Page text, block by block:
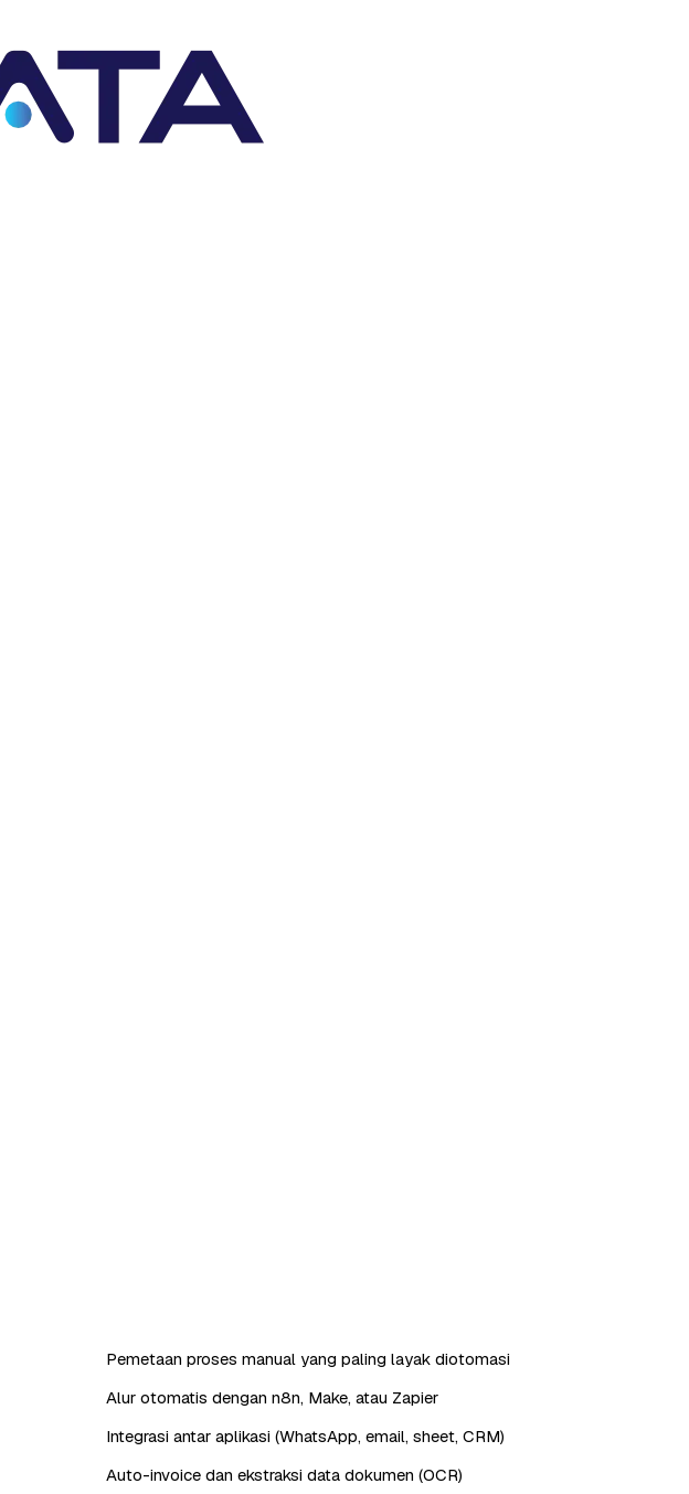
Pemetaan proses manual yang paling layak diotomasi
Alur otomatis dengan n8n, Make, atau Zapier
Integrasi antar aplikasi (WhatsApp, email, sheet, CRM)
Auto-invoice dan ekstraksi data dokumen (OCR)